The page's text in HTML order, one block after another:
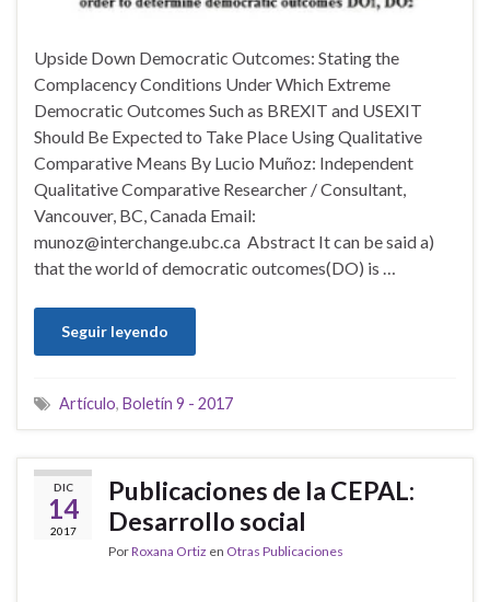
Upside Down Democratic Outcomes: Stating the
Complacency Conditions Under Which Extreme
Democratic Outcomes Such as BREXIT and USEXIT
Should Be Expected to Take Place Using Qualitative
Comparative Means By Lucio Muñoz: Independent
Qualitative Comparative Researcher / Consultant,
Vancouver, BC, Canada Email:
munoz@interchange.ubc.ca Abstract It can be said a)
that the world of democratic outcomes(DO) is …
Seguir leyendo
Artículo, Boletín 9 - 2017
DIC
14
2017
Publicaciones de la CEPAL:
Desarrollo social
PorRoxana Ortiz en Otras Publicaciones